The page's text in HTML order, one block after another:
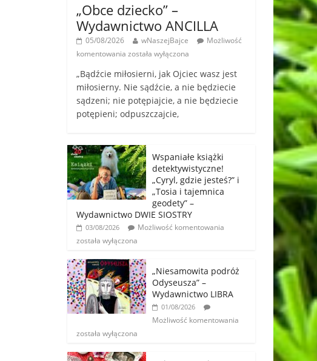
„Obce dziecko” –
Wydawnictwo ANCILLA
05/08/2026 wNaszejBajce
Możliwość
komentowania została wyłączona
„Bądźcie miłosierni, jak Ojciec wasz jest
miłosierny. Nie sądźcie, a nie będziecie
sądzeni; nie potępiajcie, a nie będziecie
potępieni; odpuszczajcie,
Wspaniałe książki
detektywistyczne!
„Cyryl, gdzie jesteś?” i
„Tosia i tajemnica
geodety” –
Wydawnictwo DWIE SIOSTRY
03/08/2026
Możliwość komentowania
została wyłączona
„Niesamowita podróż
Odyseusza” –
Wydawnictwo LIBRA
01/08/2026
Możliwość komentowania
została wyłączona